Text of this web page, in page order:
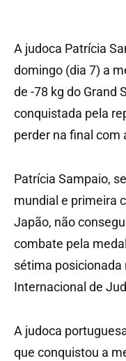
A judoca Patrícia
domingo (dia 7) a
de -78 kg do Grand
conquistada pela
perder na final com
Patrícia Sampaio,
mundial e primeira
Japão, não
combate pela
sétima posicionada
Internacional de
A judoca
que conquistou a